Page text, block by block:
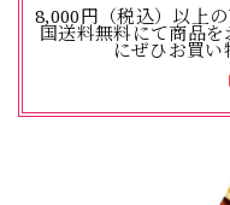
8,000円（税込）以上
国送料無料にて商品
にぜひお買い